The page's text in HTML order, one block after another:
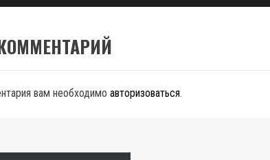
вам необходимо авторизоваться.